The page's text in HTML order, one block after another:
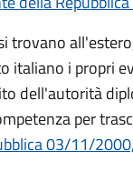
trovano
italiano i propri
dell'autorità
per
03/11/